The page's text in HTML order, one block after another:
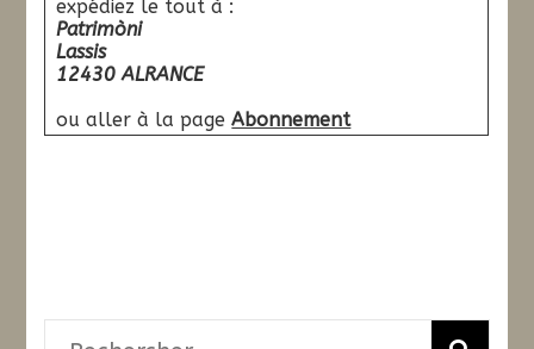
expédiez le tout à :
Patrimòni
Lassis
12430 ALRANCE
ou aller à la page Abonnement